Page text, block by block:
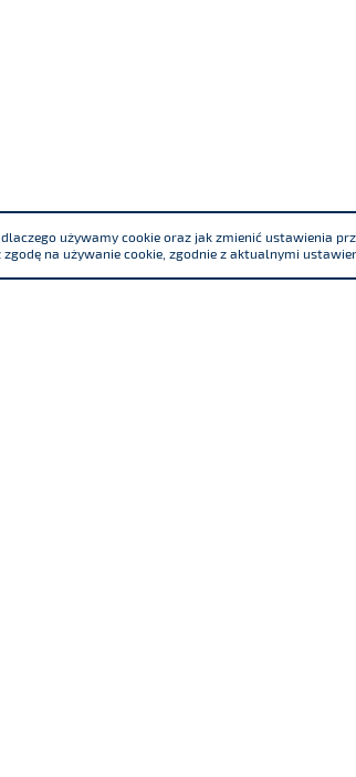
dlaczego używamy cookie oraz jak zmienić ustawienia
na używanie cookie, zgodnie z aktualnymi